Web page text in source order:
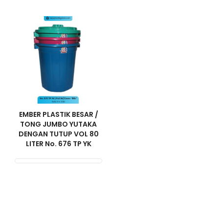
EMBER PLASTIK BESAR /
TONG JUMBO YUTAKA
DENGAN TUTUP VOL 80
LITER No. 676 TP YK